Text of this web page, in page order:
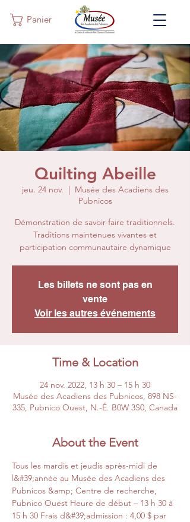
Panier
Quilting Abeille
jeu. 24 nov.
  |
Musée des Acadiens des
Pubnicos
Démonstration de savoir-faire traditionnels.
Traditions maintenues vivantes et
participation communautaire dynamique
Les billets ne sont pas en
vente
Voir les autres événements
Time & Location
24 nov. 2022, 13 h 30 – 15 h 30
Musée des Acadiens des Pubnicos, 898 NS-
335, Pubnico Ouest, N.-É. B0W 3S0, Canada
About the Event
Tous les mardis et jeudis après-midi de
l&#39;année au Musée des Acadiens des
Pubnicos &amp; Centre de recherche,
Pubnico Ouest Heure de début – 13 h 30 à
15 h 30 Frais d&#39;admission : 4,00 $ par